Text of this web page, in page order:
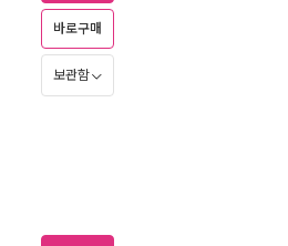
바로구매
보관함